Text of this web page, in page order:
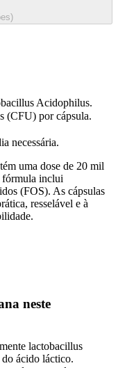
Acidophilus.
(CFU) por cápsula.
necessária.
uma dose de 20 mil
fórmula inclui
(FOS). As cápsulas
resselável e à
neste
lactobacillus
ácido láctico.